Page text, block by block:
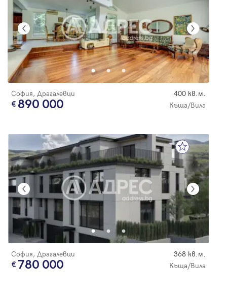
София, Драгалевци 400 кв.м.
890 000 Къща/Вила
София, Драгалевци 368 кв.м.
780 000 Къща/Вила